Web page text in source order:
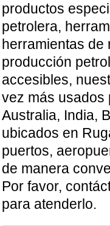
productos
petrolera,
herramientas de
producción
accesibles,
vez más usados
Australia, India,
ubicados en
puertos,
de manera
Por favor,
para atenderlo.